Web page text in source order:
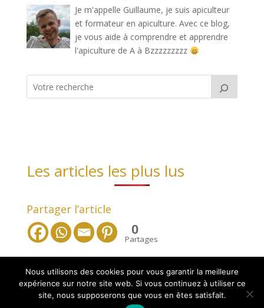
Je m'appelle Guillaume, je suis apiculteur
et formateur en apiculture. Avec ce blog,
je vous aide à comprendre et apprendre
l'apiculture de A à Bzzzzzzzzz
Les articles les plus lus
Partager l’article
0
Partages
Nous utilisons des cookies pour vous garantir la meilleure
expérience sur notre site web. Si vous continuez à utiliser ce
site, nous supposerons que vous en êtes satisfait.